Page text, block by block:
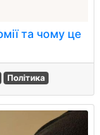
та чому це
Політика